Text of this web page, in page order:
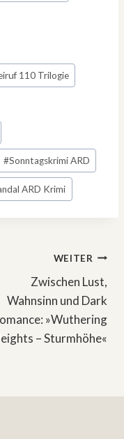
110 Trilogie
#Sonntagskrimi ARD
ARD Krimi
WEITER
Zwischen Lust,
Wahnsinn und Dark
»Wuthering
– Sturmhöhe«